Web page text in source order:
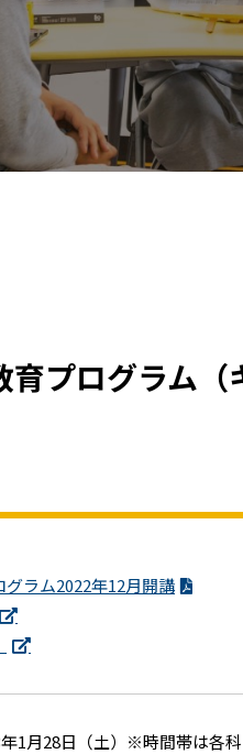
プログラム
ラム2022年12月開講
月28日（土）※時間帯は各科